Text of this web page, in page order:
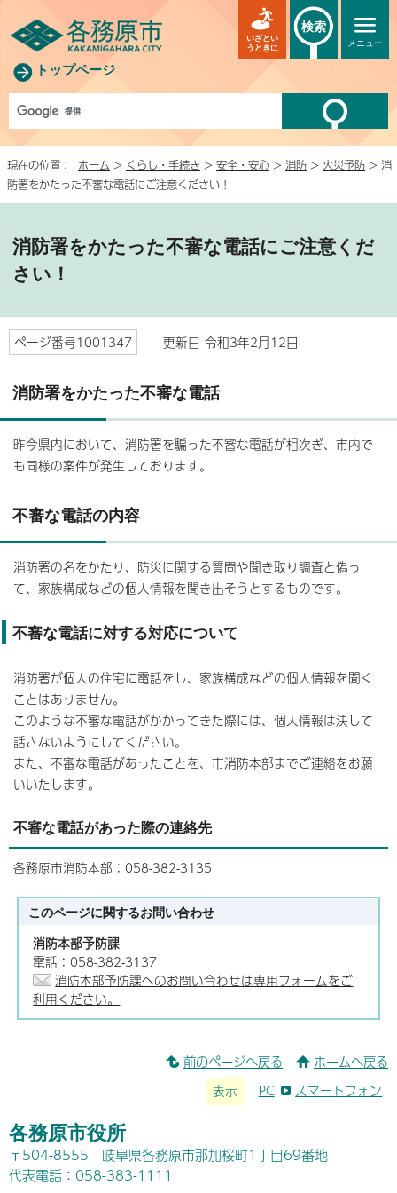
トップページ
メニュー
いざとい
うときに
検索
現在の位置： ホーム > くらし・手続き > 安全・安心 > 消防 > 火災予防 > 消
防署をかたった不審な電話にご注意ください！
消防署をかたった不審な電話にご注意くだ
さい！
ページ番号1001347 更新日 令和3年2月12日
消防署をかたった不審な電話
昨今県内において、消防署を騙った不審な電話が相次ぎ、市内で
も同様の案件が発生しております。
不審な電話の内容
消防署の名をかたり、防災に関する質問や聞き取り調査と偽っ
て、家族構成などの個人情報を聞き出そうとするものです。
不審な電話に対する対応について
消防署が個人の住宅に電話をし、家族構成などの個人情報を聞く
ことはありません。
このような不審な電話がかかってきた際には、個人情報は決して
話さないようにしてください。
また、不審な電話があったことを、市消防本部までご連絡をお願
いいたします。
不審な電話があった際の連絡先
各務原市消防本部：058-382-3135
このページに関するお問い合わせ
消防本部予防課
電話：058-382-3137
消防本部予防課へのお問い合わせは専用フォームをご
利用ください。
前のページへ戻る ホームへ戻る
表示 PC スマートフォン
各務原市役所
〒504-8555 岐阜県各務原市那加桜町1丁目69番地
代表電話：058-383-1111